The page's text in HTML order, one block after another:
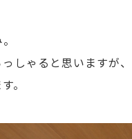
しゃると思いますが
。